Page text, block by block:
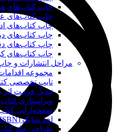
چاپ کتاب‌های
چاپ کتاب‌های
چاپ کتاب‌های
چاپ کتاب‌های
چاپ کتاب‌های
چاپ کتاب‌های
مراحل انتشارات و
مجموعه
تایپ تخصصی
تبدیل فرمت
ویراستاری کتاب
صفحه‌آرایی
اخذ شابک (ISBN) از خانه کتاب
طراحی جلد